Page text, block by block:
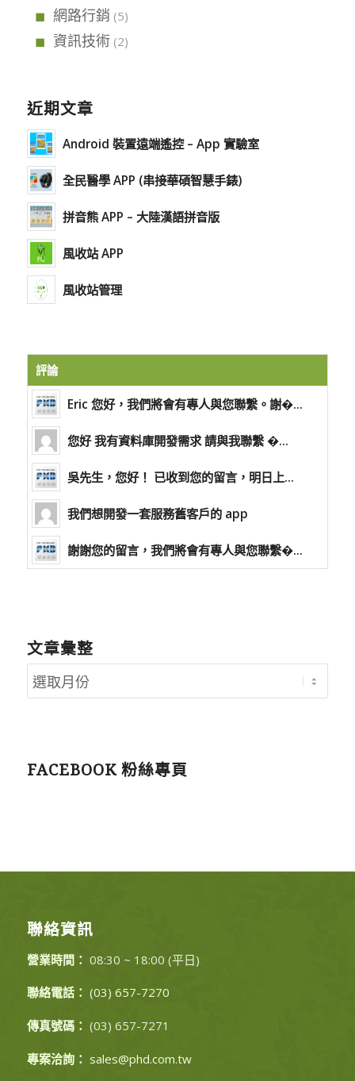
網路行銷 (5)
資訊技術(2)
近期文章
Android 裝置遠端遙控 – App 實驗室
全民醫學 APP (串接華碩智慧手錶)
拼音熊 APP – 大陸漢語拼音版
風收站 APP
風收站管理
評論
Eric 您好，我們將會有專人與您聯繫。謝�...
您好 我有資料庫開發需求 請與我聯繫 �...
吳先生，您好！ 已收到您的留言，明日上...
我們想開發一套服務舊客戶的 app
謝謝您的留言，我們將會有專人與您聯繫�...
文章彙整
FACEBOOK 粉絲專頁
聯絡資訊
營業時間： 08:30 ~ 18:00 (平日)
聯絡電話： (03) 657-7270
傳真號碼： (03) 657-7271
專案洽詢： sales@phd.com.tw